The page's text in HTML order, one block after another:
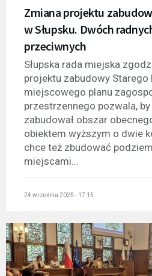
Zmiana projektu
w Słupsku. Dwóch
przeciwnych
Słupska rada miejska
projektu zabudowy Starego
miejscowego planu
przestrzennego pozwala,
zabudował obszar
obiektem wyższym o dwie
chce też zbudować
miejscami...
24 września 2025 - 17:15